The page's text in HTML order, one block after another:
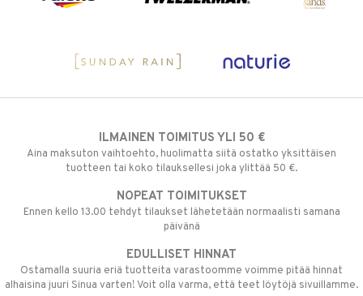
ILMAINEN TOIMITUS YLI 50 €
Aina maksuton vaihtoehto, huolimatta siitä ostatko yksittäisen
tuotteen tai koko tilauksellesi joka ylittää 50 €.
NOPEAT TOIMITUKSET
Ennen kello 13.00 tehdyt tilaukset lähetetään normaalisti samana
päivänä
EDULLISET HINNAT
Ostamalla suuria eriä tuotteita varastoomme voimme pitää hinnat
alhaisina juuri Sinua varten! Voit olla varma, että teet löytöjä sivuillamme.